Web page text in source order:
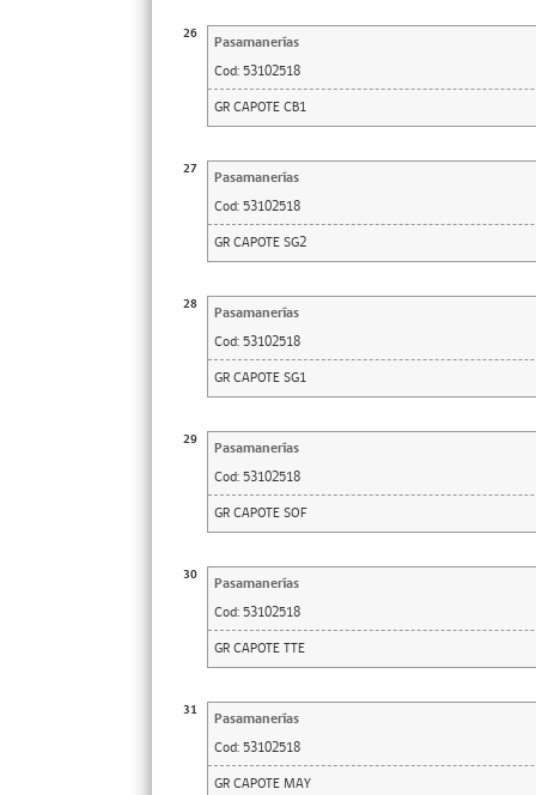
26
Pasamanerías
Cod: 53102518
GR CAPOTE CB1
27
Pasamanerías
Cod: 53102518
GR CAPOTE SG2
28
Pasamanerías
Cod: 53102518
GR CAPOTE SG1
29
Pasamanerías
Cod: 53102518
GR CAPOTE SOF
30
Pasamanerías
Cod: 53102518
GR CAPOTE TTE
31
Pasamanerías
Cod: 53102518
GR CAPOTE MAY